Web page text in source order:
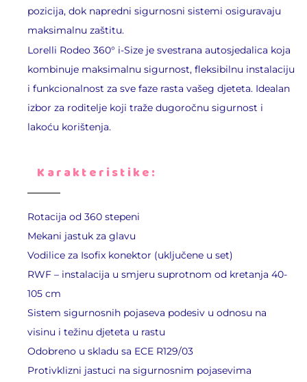
pozicija, dok napredni sigurnosni sistemi osiguravaju
maksimalnu zaštitu.
Lorelli Rodeo 360° i-Size je svestrana autosjedalica koja
kombinuje maksimalnu sigurnost, fleksibilnu instalaciju
i funkcionalnost za sve faze rasta vašeg djeteta. Idealan
izbor za roditelje koji traže dugoročnu sigurnost i
lakoću korištenja.
Karakteristike:
Rotacija od 360 stepeni
Mekani jastuk za glavu
Vodilice za Isofix konektor (uključene u set)
RWF – instalacija u smjeru suprotnom od kretanja 40-
105 cm
Sistem sigurnosnih pojaseva podesiv u odnosu na
visinu i težinu djeteta u rastu
Odobreno u skladu sa ECE R129/03
Protivklizni jastuci na sigurnosnim pojasevima